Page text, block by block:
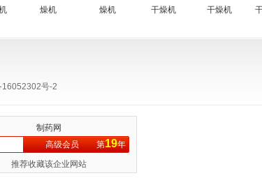
燥机
燥机
干燥机
干燥机
16052302号-2
制药网
高级会员
第19年
推荐收藏该企业网站